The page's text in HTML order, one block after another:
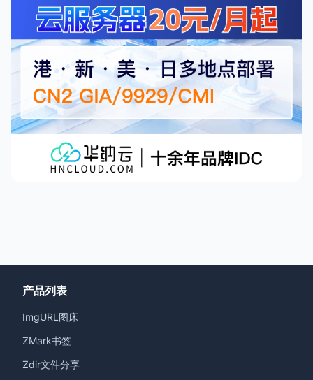
产品列表
ImgURL图床
ZMark书签
Zdir文件分享